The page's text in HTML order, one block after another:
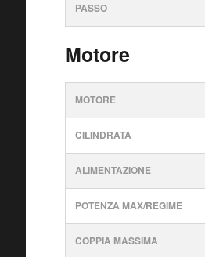
PASSO
Motore
MOTORE
CILINDRATA
ALIMENTAZIONE
POTENZA MAX/REGIME
COPPIA MASSIMA